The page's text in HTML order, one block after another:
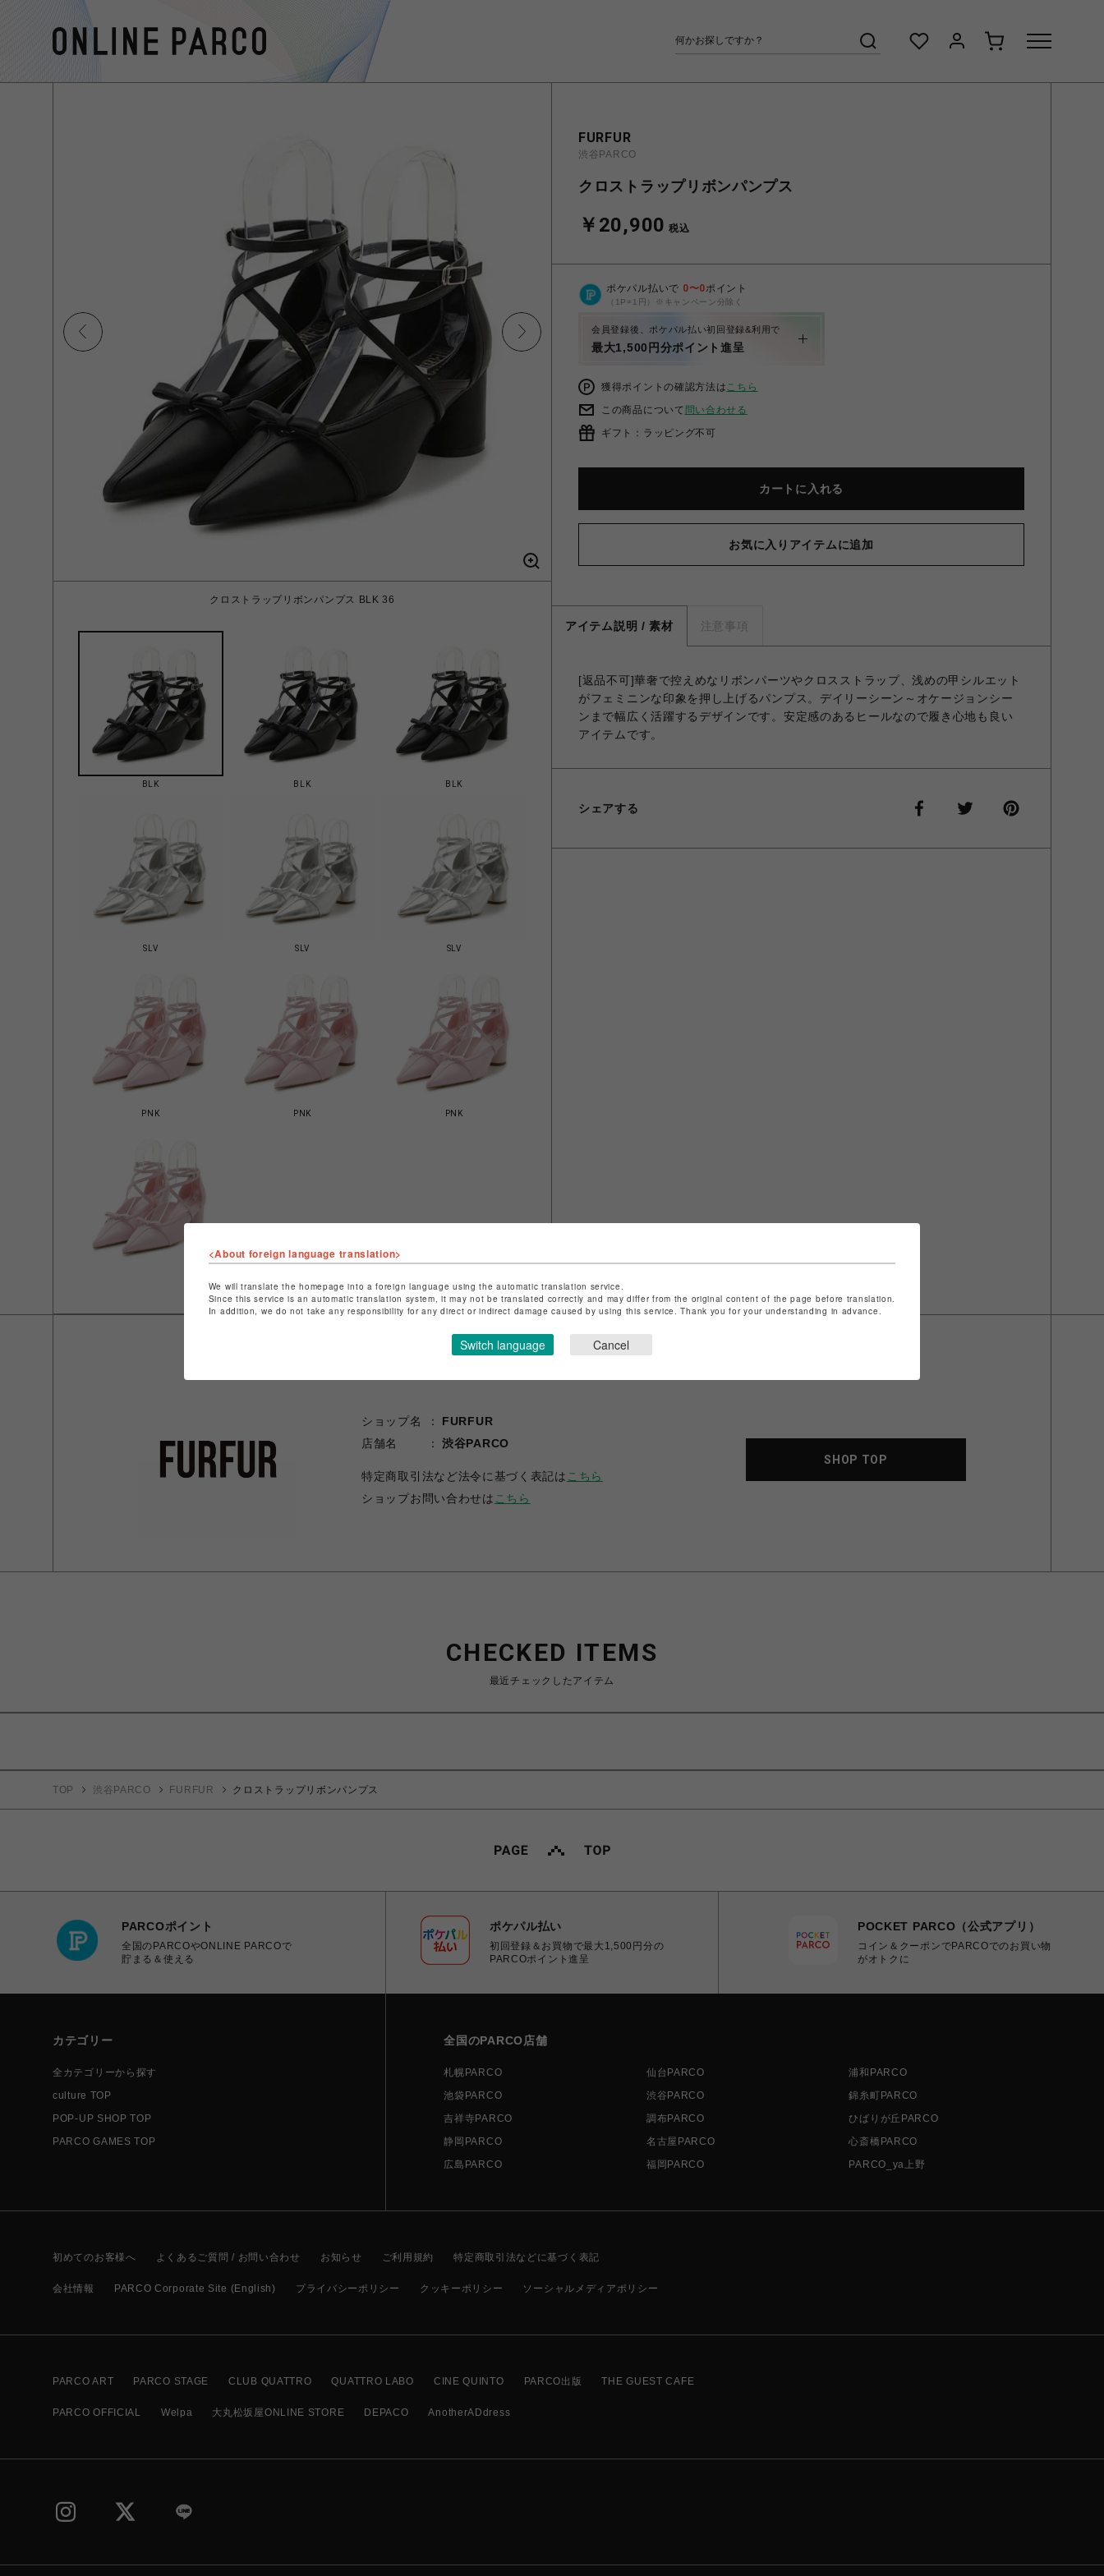
クロストラップリボンパンプス BLK 36
BLK BLK BLK
SLV SLV SLV
PNK PNK PNK
FURFUR
渋谷PARCO
クロストラップリボンパンプス
￥20,900 税込
ポケパル払いで 0〜0ポイント
（1P=1円）※キャンペーン分除く
会員登録後、ポケパル払い初回登録&利用で
最大1,500円分ポイント進呈
獲得ポイントの確認方法はこちら
この商品について 問い合わせる
ギフト：ラッピング不可
カートに入れる
お気に入りアイテムに追加
アイテム説明 / 素材 注意事項
[返品不可]華奢で控えめなリボンパーツやクロスストラップ、浅めの甲シルエット
がフェミニンな印象を押し上げるパンプス。デイリーシーン～オケージョンシー
ンまで幅広く活躍するデザインです。安定感のあるヒールなので履き心地も良い
アイテムです。
シェアする
ショップ名
FURFUR
店舗名
渋谷PARCO
特定商取引法など法令に基づく表記は こちら
ショップお問い合わせは こちら
SHOP TOP
CHECKED ITEMS
最近チェックしたアイテム
TOP 渋谷PARCO FURFUR クロストラップリボンパンプス
PARCOポイント
全国のPARCOやONLINE PARCOで
貯まる＆使える
ポケパル払い
初回登録＆お買物で最大1,500円分の
PARCOポイント進呈
POCKET PARCO（公式アプリ）
コイン＆クーポンでPARCOでのお買い物
がオトクに
カテゴリー
全カテゴリーから探す
culture TOP
POP-UP SHOP TOP
PARCO GAMES TOP
全国のPARCO店舗
札幌PARCO 仙台PARCO
浦和PARCO
池袋PARCO
渋谷PARCO
錦糸町PARCO
吉祥寺PARCO
調布PARCO
ひばりが丘PARCO
静岡PARCO
名古屋PARCO
心斎橋PARCO
広島PARCO
福岡PARCO PARCO_ya上野
初めてのお客様へ よくあるご質問 / お問い合わせ お知らせ ご利用規約 特定商取引法などに基づく表記
会社情報 PARCO Corporate Site (English) プライバシーポリシー クッキーポリシー ソーシャルメディアポリシー
PARCO ART PARCO STAGE CLUB QUATTRO QUATTRO LABO CINE QUINTO PARCO出版 THE GUEST CAFE
PARCO OFFICIAL Welpa 大丸松坂屋ONLINE STORE DEPACO AnotherADdress
<About foreign language translation>
We will translate the homepage into a foreign language using the automatic translation service.
Since this service is an automatic translation system, it may not be translated correctly and may differ from the original content of the page before translation.
In addition, we do not take any responsibility for any direct or indirect damage caused by using this service. Thank you for your understanding in advance.
Switch language Cancel